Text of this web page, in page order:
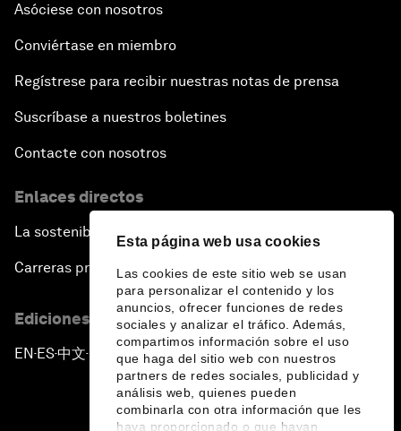
Esta página web usa cookies
Las cookies de este sitio web se usan
para personalizar el contenido y los
anuncios, ofrecer funciones de redes
sociales y analizar el tráfico. Además,
compartimos información sobre el uso
que haga del sitio web con nuestros
partners de redes sociales, publicidad y
análisis web, quienes pueden
combinarla con otra información que les
haya proporcionado o que hayan
Asóciese con nosotros
Conviértase en miembro
Regístrese para recibir nuestras notas de prensa
Suscríbase a nuestros boletines
Contacte con nosotros
Enlaces directos
La sostenibilidad en el Foro
Carreras profesionales
Ediciones en otros idiomas
EN ▪ ES▪中文▪ 日本語